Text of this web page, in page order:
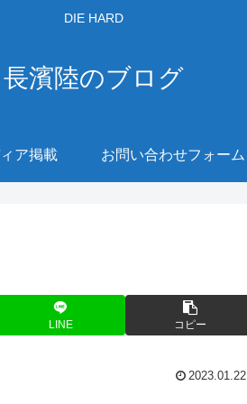
DIE HARD
長濱陸のブログ
ア掲載 お問い合わせフォーム
LINE コピー
2023.01.22